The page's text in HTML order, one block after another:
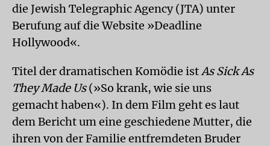
die Jewish Telegraphic Agency (JTA) unter
Berufung auf die Website »Deadline
Hollywood«.
Titel der dramatischen Komödie istAs Sick As
They Made Us(»So krank, wie sie uns
gemacht haben«). In dem Film geht es laut
dem Bericht um eine geschiedene Mutter, die
ihren von der Familie entfremdeten Bruder